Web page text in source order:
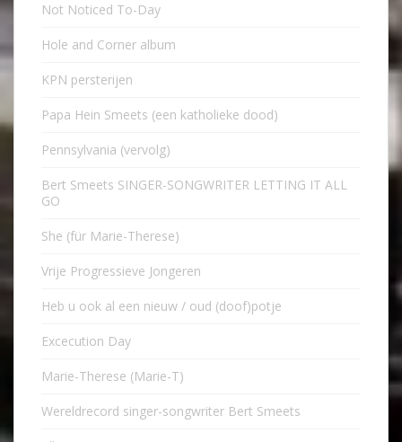
Not Noticed To-Day
Hole and Corner album
KPN persterijen
Papa Hein Smeets (een katholieke dood)
Pennsylvania (vervolg)
Bert Smeets SINGER-SONGWRITER LETTING IT ALL
GO
She (für Marie-Therese)
Vrije Progressieve Jongeren
Heb u ook al een nieuw / oud (doof)potje
Excecution Day
Marie-Therese (Marie-T)
Wereldrecord singer-songwriter Bert Smeets